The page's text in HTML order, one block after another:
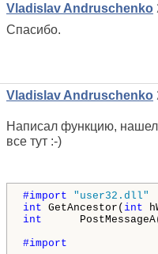
Vladislav Andruschenko
Спасибо.
Vladislav Andruschenko
Написал функцию, нашел
все тут :-)
#import "user32.dll"
int GetAncestor( int
int
#import